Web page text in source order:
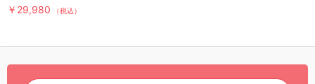
￥29,980 （税込）